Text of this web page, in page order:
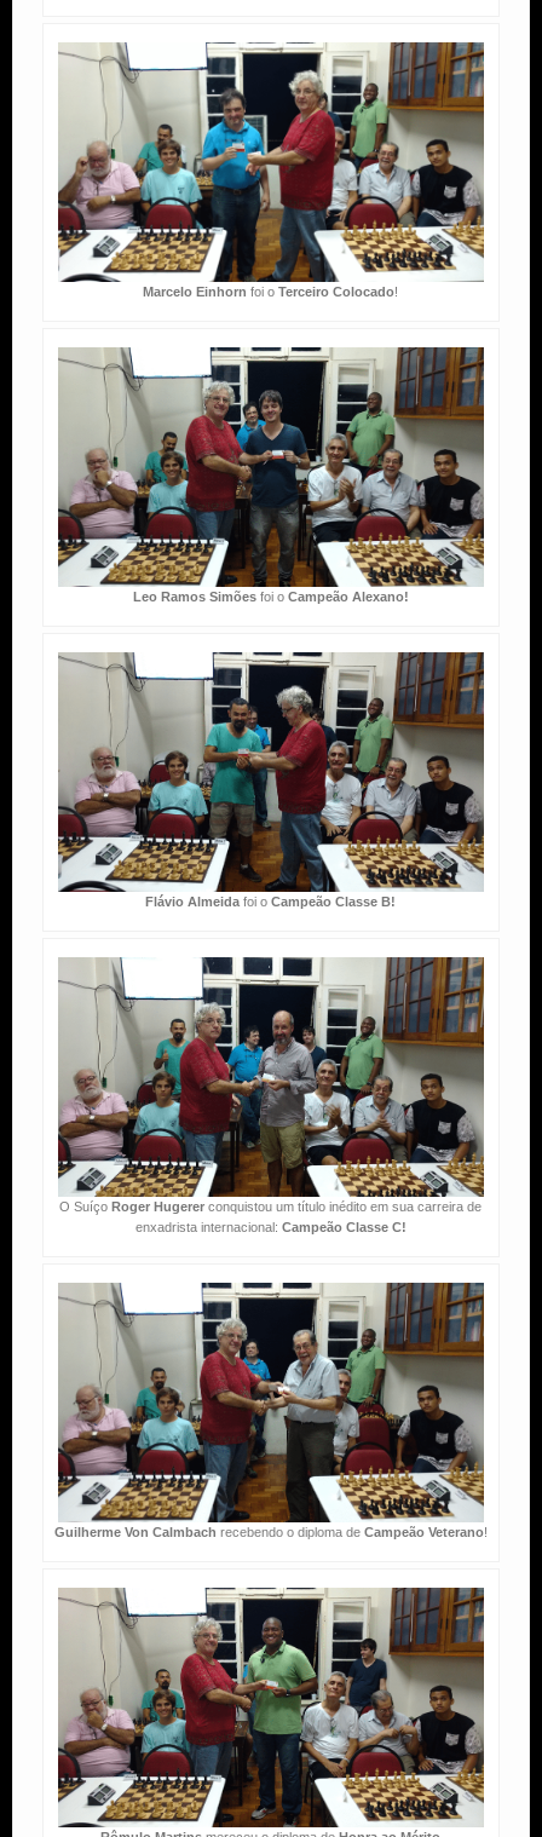
Marcelo Einhorn foi oTerceiro Colocado!
Leo Ramos Simõesfoi o Campeão Alexano!
Flávio Almeida foi o Campeão Classe B!
O SuíçoRoger Hugerer conquistou um título inédito em sua carreira de
enxadrista internacional: Campeão Classe C!
Guilherme Von Calmbach recebendo o diploma de Campeão Veterano!